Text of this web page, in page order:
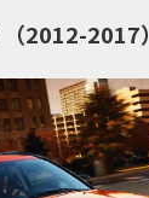
（2012-2017）